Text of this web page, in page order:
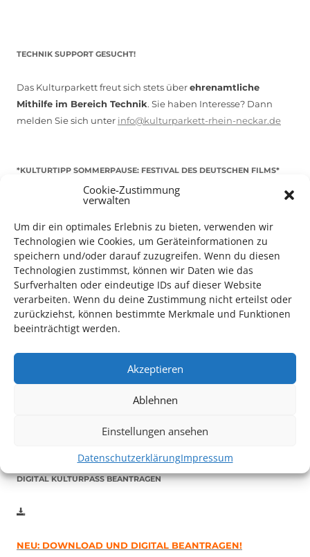
Cookie-Zustimmung
verwalten
Um dir ein optimales Erlebnis zu bieten, verwenden wir
Technologien wie Cookies, um Geräteinformationen zu
speichern und/oder darauf zuzugreifen. Wenn du diesen
Technologien zustimmst, können wir Daten wie das
Surfverhalten oder eindeutige IDs auf dieser Website
verarbeiten. Wenn du deine Zustimmung nicht erteilst oder
zurückziehst, können bestimmte Merkmale und Funktionen
beeinträchtigt werden.
Akzeptieren
Ablehnen
Einstellungen ansehen
DatenschutzerklärungImpressum
TECHNIK SUPPORT GESUCHT!
Das Kulturparkett freut sich stets überehrenamtliche
Mithilfe im Bereich Technik. Sie haben Interesse? Dann
melden Sie sich unter info@kulturparkett-rhein-neckar.de
*KULTURTIPP SOMMERPAUSE: FESTIVAL DES DEUTSCHEN FILMS*
in Ludwigshafen statt.
Vom 19. August bist zum 9. September
Inhaber*innen freien Eintritt
zu den Vorstellungen – 30
Weitere Details zum Festival finden SieHIER
DIGITAL KULTURPASS BEANTRAGEN
NEU: DOWNLOAD UND DIGITAL BEANTRAGEN!